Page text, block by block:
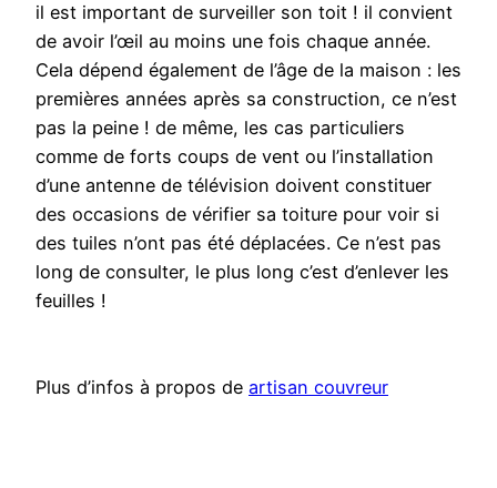
il est important de surveiller son toit ! il convient
de avoir l’œil au moins une fois chaque année.
Cela dépend également de l’âge de la maison : les
premières années après sa construction, ce n’est
pas la peine ! de même, les cas particuliers
comme de forts coups de vent ou l’installation
d’une antenne de télévision doivent constituer
des occasions de vérifier sa toiture pour voir si
des tuiles n’ont pas été déplacées. Ce n’est pas
long de consulter, le plus long c’est d’enlever les
feuilles !
Plus d’infos à propos de artisan couvreur